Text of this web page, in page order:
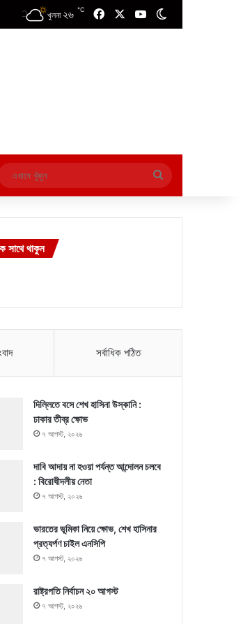
খুলনা ২৬ ℃ FacebookYouTube
এখানে
খুঁজুন
সাথে থাকুন
সর্বাধিক পঠিত
দিল্লিতে বসে শেখ হাসিনা উস্কানি :
ঢাকার তীব্র ক্ষোভ
৭ আগস্ট, ২০২৬
দাবি আদায় না হওয়া পর্যন্ত আন্দোলন চলবে
: বিরোধীদলীয় নেতা
৭ আগস্ট, ২০২৬
ভারতের ভূমিকা নিয়ে ক্ষোভ, শেখ হাসিনার
প্রত্যর্পণ চাইল এনসিপি
৭ আগস্ট, ২০২৬
রাষ্ট্রপতি নির্বাচন ২০ আগস্ট
৭ আগস্ট, ২০২৬